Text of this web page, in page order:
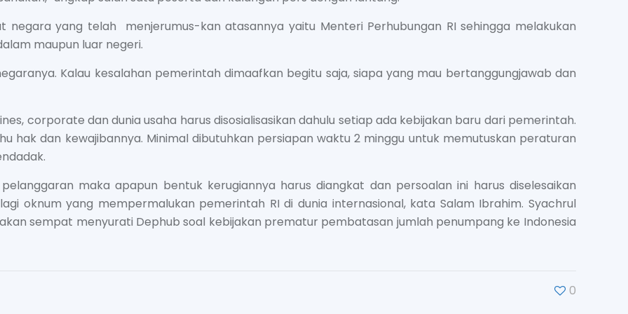
yang telah menjerumus-kan atasannya yaitu Menteri Perhubungan RI sehingga melakukan
maupun luar negeri.
Kalau kesalahan pemerintah dimaafkan begitu saja, siapa yang mau bertanggungjawab dan
corporate dan dunia usaha harus disosialisasikan dahulu setiap ada kebijakan baru dari pemerintah.
hak dan kewajibannya. Minimal dibutuhkan persiapan waktu 2 minggu untuk memutuskan peraturan
maka apapun bentuk kerugiannya harus diangkat dan persoalan ini harus diselesaikan
oknum yang mempermalukan pemerintah RI di dunia internasional, kata Salam Ibrahim. Syachrul
sempat menyurati Dephub soal kebijakan prematur pembatasan jumlah penumpang ke Indonesia
0